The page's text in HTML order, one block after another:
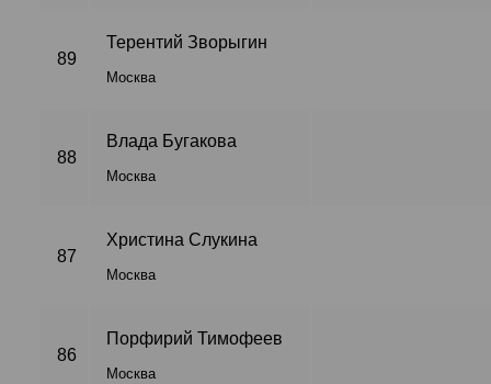
89
Терентий Зворыгин
Москва
88
Влада Бугакова
Москва
87
Христина Слукина
Москва
86
Порфирий Тимофеев
Москва